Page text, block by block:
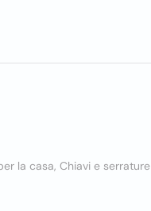
la casa, Chiavi e serrature